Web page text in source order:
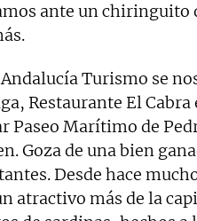
ante un chiringuito
Andalucía Turismo se
Restaurante El
Paseo Marítimo de
Goza de una bien
Desde hace
atractivo más de la